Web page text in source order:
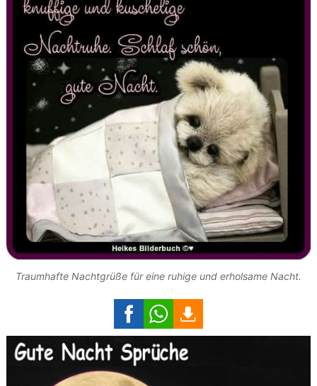
Traumhafte Nachtgrüße für eine ruhige und erholsame Nacht.